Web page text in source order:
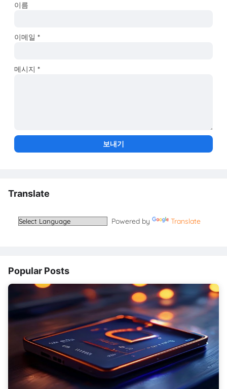
이름
이메일*
메시지*
Translate
Powered by Translate
Popular Posts